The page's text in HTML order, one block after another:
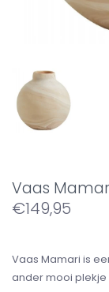
Vaas
€149,95
Vaas Mamari is
ander mooi plekje